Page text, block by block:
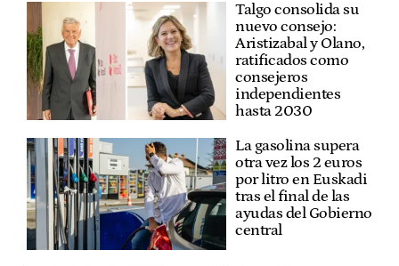
Talgo consolida su
nuevo consejo:
Aristizabal y Olano,
ratificados como
consejeros
independientes
hasta 2030
La gasolina supera
otra vez los 2 euros
por litro en Euskadi
tras el final de las
ayudas del Gobierno
central